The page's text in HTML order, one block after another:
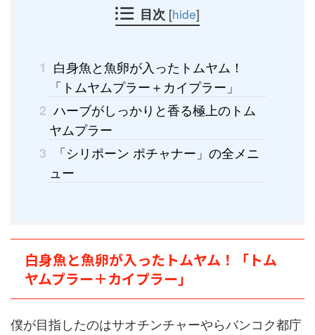
目次 [hide]
1 白身魚と魚卵が入ったトムヤム！
「トムヤムプラー＋カイプラー」
2 ハーブがしっかりと香る極上のトム
ヤムプラー
3
「シリポーン ポチャナー」の全メニ
ュー
白身魚と魚卵が入ったトムヤム！「トム
ヤムプラー＋カイプラー」
僕が目指したのはサオチンチャーやらバンコク都庁